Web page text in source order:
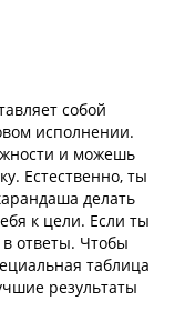
собой
исполнении.
и можешь
Естественно, ты
делать
к цели. Если ты
ответы. Чтобы
таблица
результаты